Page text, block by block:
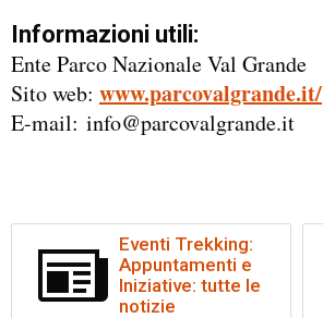
Informazioni utili:
Ente Parco Nazionale Val Grande
Sito web: www.parcovalgrande.it/
E-mail: info@parcovalgrande.it
Eventi Trekking:
Appuntamenti e
Iniziative: tutte le
notizie